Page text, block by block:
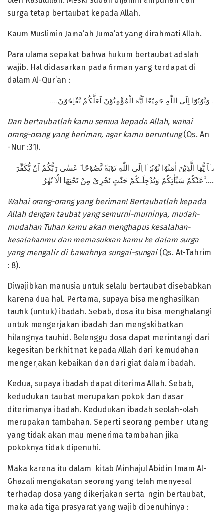
surga tetap bertaubat kepada Allah.
Kaum Muslimin Jama’ah Juma’at yang dirahmati Allah.
Para ulama sepakat bahwa hukum bertaubat adalah
wajib. Hal didasarkan pada firman yang terdapat di
dalam Al-Qur’an :
….وَتُوْبُوْٓا اِلَى اللّٰهِ جَمِيْعًا اَيُّهَ الْمُؤْمِنُوْنَ لَعَلَّكُمْ تُفْلِحُوْنَ .
Dan bertaubatlah kamu semua kepada Allah, wahai
orang-orang yang beriman, agar kamu beruntung(Qs. An
-Nur :31).
يٰۤاَ يُّهَا الَّذِيْنَ اٰمَنُوْا تُوْبُوْۤا اِلَى اللّٰهِ تَوْبَةً نَّصُوْحًا ۗ عَسٰى رَبُّكُمْ اَنْ يُّكَفِّرَ
عَنْكُمْ سَيِّاٰتِكُمْ وَيُدْخِلَـكُمْ جَنّٰتٍ تَجْرِيْ مِنْ تَحْتِهَا الْاَ نْهٰرُ ۙ….
Wahai orang-orang yang beriman! Bertaubatlah kepada
Allah dengan taubat yang semurni-murninya, mudah-
mudahan Tuhan kamu akan menghapus kesalahan-
kesalahanmu dan memasukkan kamu ke dalam surga
yang mengalir di bawahnya sungai-sungai(Qs. At-Tahrim
: 8).
Diwajibkan manusia untuk selalu bertaubat disebabkan
karena dua hal. Pertama, supaya bisa menghasilkan
taufik (untuk) ibadah. Sebab, dosa itu bisa menghalangi
untuk mengerjakan ibadah dan mengakibatkan
hilangnya tauhid. Belenggu dosa dapat merintangi dari
kegesitan berkhitmat kepada Allah dari kemudahan
mengerjakan kebaikan dan dari giat dalam ibadah.
Kedua, supaya ibadah dapat diterima Allah. Sebab,
kedudukan taubat merupakan pokok dan dasar
diterimanya ibadah. Kedudukan ibadah seolah-olah
merupakan tambahan. Seperti seorang pemberi utang
yang tidak akan mau menerima tambahan jika
pokoknya tidak dipenuhi.
Maka karena itu dalam kitab Minhajul Abidin Imam Al-
Ghazali mengakatan seorang yang telah menyesal
terhadap dosa yang dikerjakan serta ingin bertaubat,
maka ada tiga prasyarat yang wajib dipenuhinya :